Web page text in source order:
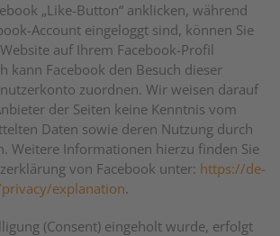
„Like-Button“ anklicken, während
Account eingeloggt sind, können Sie
auf Ihrem Facebook-Profil
kann Facebook den Besuch dieser
zuordnen. Wir weisen darauf
der Seiten keine Kenntnis vom
Daten sowie deren Nutzung durch
Weitere Informationen hierzu finden Sie
von Facebook unter: https://de-
explanation.
(Consent) eingeholt wurde, erfolgt